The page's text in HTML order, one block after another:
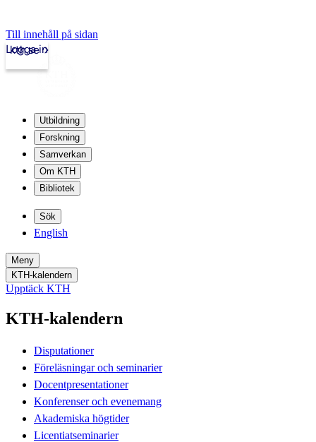
Till innehåll på sidan
kth.se
Logga in
Utbildning
Forskning
Samverkan
Om KTH
Bibliotek
Sök
English
Meny
KTH-kalendern
Upptäck KTH
KTH-kalendern
Disputationer
Föreläsningar och seminarier
Docentpresentationer
Konferenser och evenemang
Akademiska högtider
Licentiatseminarier